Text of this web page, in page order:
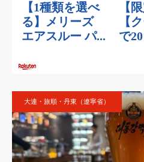
大連・旅順・丹東（遼寧省）